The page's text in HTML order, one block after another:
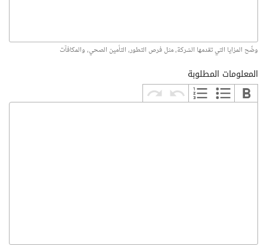
وضّح المزايا التي تقدمها الشركة، مثل فرص التطور، التأمين الصحي، والمكافآت
المعلومات المطلوبة